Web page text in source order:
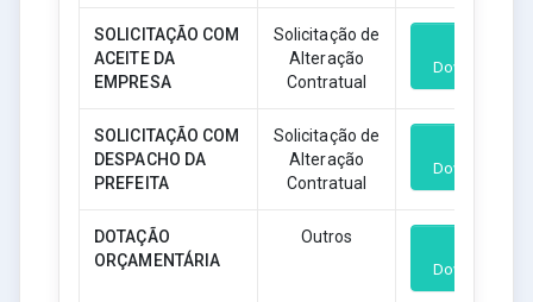
SOLICITAÇÃO COM
ACEITE DA
EMPRESA
Solicitação de
Alteração
Contratual
Download
SOLICITAÇÃO COM
DESPACHO DA
PREFEITA
Solicitação de
Alteração
Contratual
Download
DOTAÇÃO
ORÇAMENTÁRIA
Outros
Download